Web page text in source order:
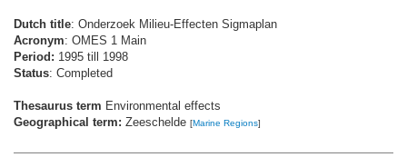
Dutch title: Onderzoek Milieu-Effecten Sigmaplan
Acronym: OMES 1 Main
Period: 1995 till 1998
Status: Completed
Thesaurus term Environmental effects
Geographical term: Zeeschelde [Marine Regions]